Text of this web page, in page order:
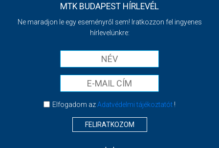
MTK BUDAPEST HÍRLEVÉL
Ne maradjon le egy eseményről sem! Iratkozzon fel ingyenes
hírlevelünkre:
Elfogadom azAdatvédelmi tájékoztatót!
FELIRATKOZOM